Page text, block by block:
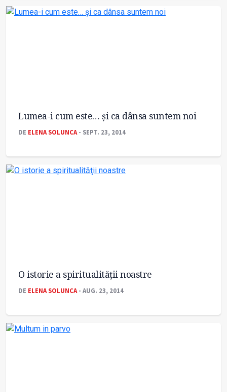
Lumea-i cum este… şi ca dânsa suntem noi
DE ELENA SOLUNCA- SEPT. 23, 2014
O istorie a spiritualităţii noastre
DE ELENA SOLUNCA- AUG. 23, 2014